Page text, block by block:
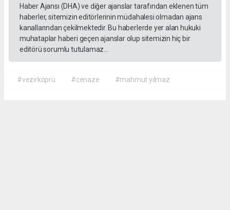
Haber Ajansı (DHA) ve diğer ajanslar tarafından eklenen tüm
haberler, sitemizin editörlerinin müdahalesi olmadan ajans
kanallarından çekilmektedir. Bu haberlerde yer alan hukuki
muhataplar haberi geçen ajanslar olup sitemizin hiç bir
editörü sorumlu tutulamaz...
#vezirköprü #cenaze #mahmut yılmaz